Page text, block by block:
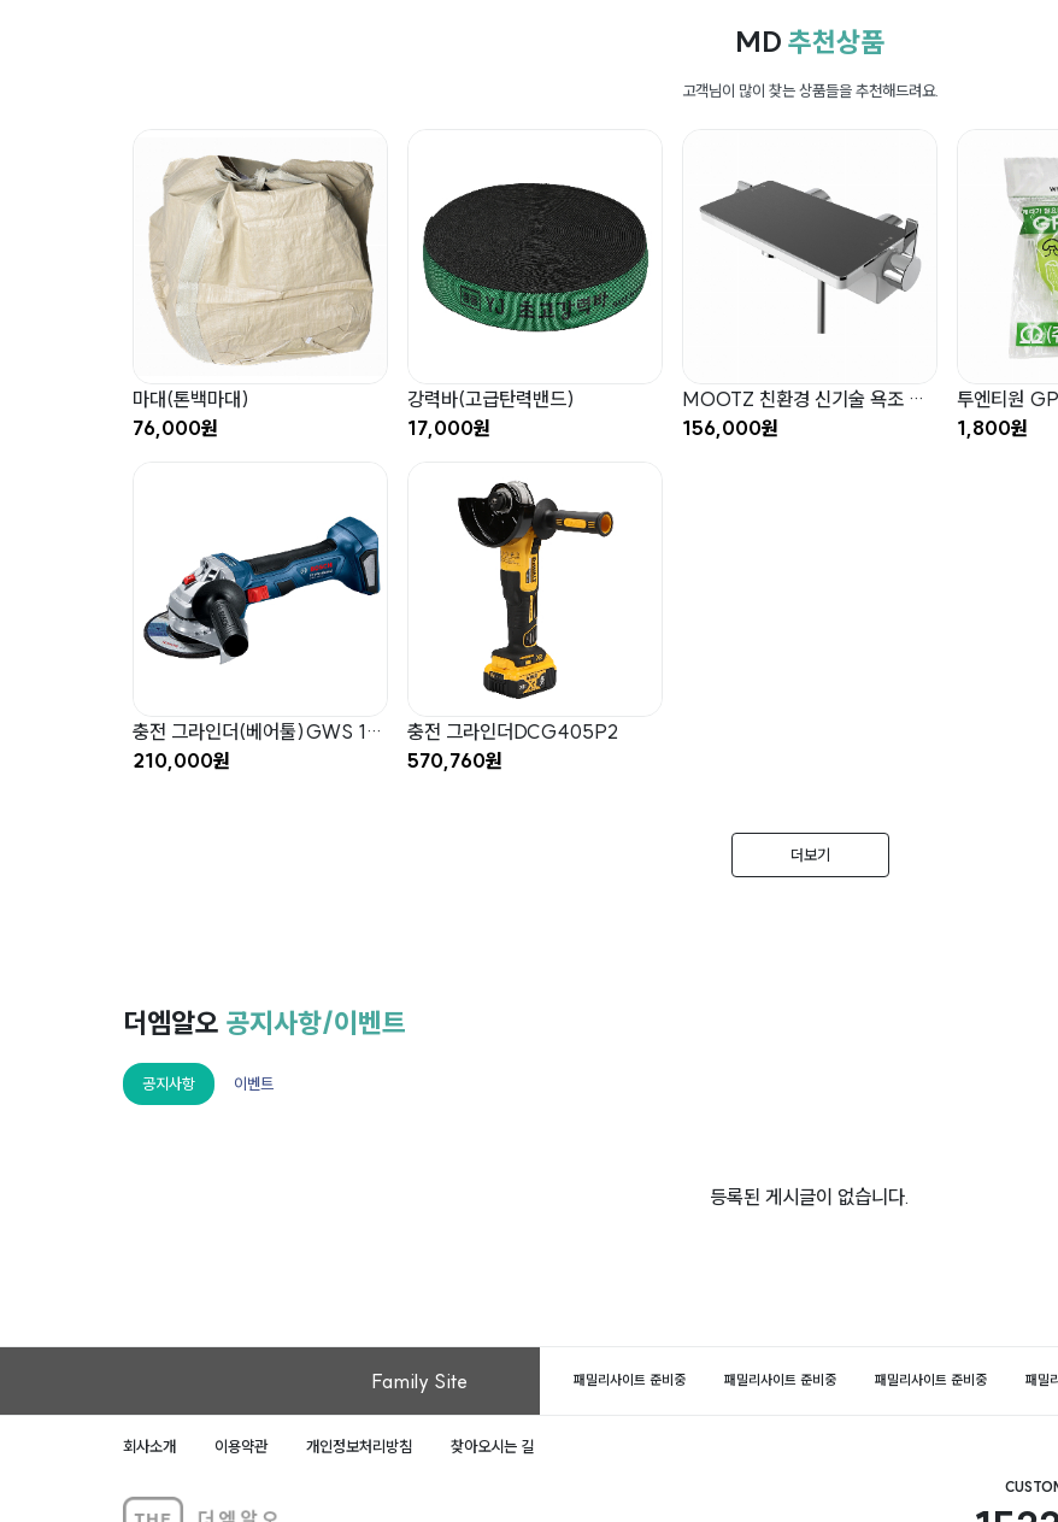
MD 추천상품
고객님이 많이 찾는 상품들을 추천해드려요.
마대(톤백마대)
76,000원
강력바(고급탄력밴드)
17,000원
MOOTZ 친환경 신기술 욕조 수전 MB120B
156,000원
1,800원
충전 그라인더(베어툴)GWS 18V-7(배터리X,충전기X) (06019H90B0)
210,000원
충전 그라인더DCG405P2
570,760원
더보기
더엠알오 공지사항/이벤트
공지사항 이벤트
등록된 게시글이 없습니다.
Family Site 패밀리사이트 준비중 패밀리사이트 준비중 패밀리사이트 준비중 패밀
회사소개 이용약관 개인정보처리방침 찾아오시는 길